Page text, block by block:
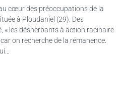
au cœur des préoccupations de la
à Ploudaniel (29). Des
« les désherbants à action racinaire
on recherche de la rémanence.